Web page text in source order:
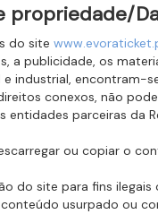
propriedade/
do site
a publicidade, os
industrial, encontram-
conexos, não
entidades parceiras da
ou copiar o
do site para fins
usurpado ou